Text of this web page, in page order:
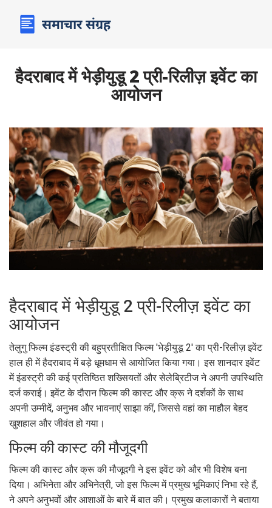
हैदराबाद में भेड़ीयुडू 2 प्री-रिलीज़ इवेंट का
आयोजन
हैदराबाद में भेड़ीयुडू 2 प्री-रिलीज़ इवेंट का
आयोजन
तेलुगु फिल्म इंडस्ट्री की बहुप्रतीक्षित फिल्म 'भेड़ीयुडू 2' का प्री-रिलीज़ इवेंट
हाल ही में हैदराबाद में बड़े धूमधाम से आयोजित किया गया। इस शानदार इवेंट
में इंडस्ट्री की कई प्रतिष्ठित शख्सियतों और सेलेब्रिटीज ने अपनी उपस्थिति
दर्ज कराई। इवेंट के दौरान फिल्म की कास्ट और क्रू ने दर्शकों के साथ
अपनी उम्मीदें, अनुभव और भावनाएं साझा कीं, जिससे वहां का माहौल बेहद
खुशहाल और जीवंत हो गया।
फिल्म की कास्ट की मौजूदगी
फिल्म की कास्ट और क्रू की मौजूदगी ने इस इवेंट को और भी विशेष बना
दिया। अभिनेता और अभिनेत्री, जो इस फिल्म में प्रमुख भूमिकाएं निभा रहे हैं,
ने अपने अनुभवों और आशाओं के बारे में बात की। प्रमुख कलाकारों ने बताया